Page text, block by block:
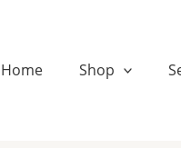
Home Shop